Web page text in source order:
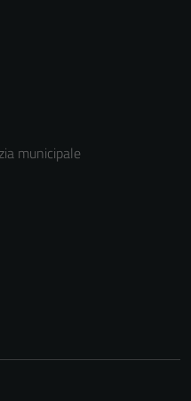
municipale